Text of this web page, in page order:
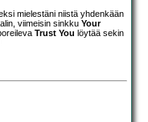
mielestäni niistä yhdenkään
viimeisin sinkku Your
Trust You löytää sekin